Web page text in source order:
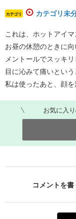
カテゴリ カテゴリ未
これは、ホットアイ
お昼の休憩のときに
メントールでスッキ
目に沁みて痛いという
私は使ったあと、顔
お気に入
コメントを書